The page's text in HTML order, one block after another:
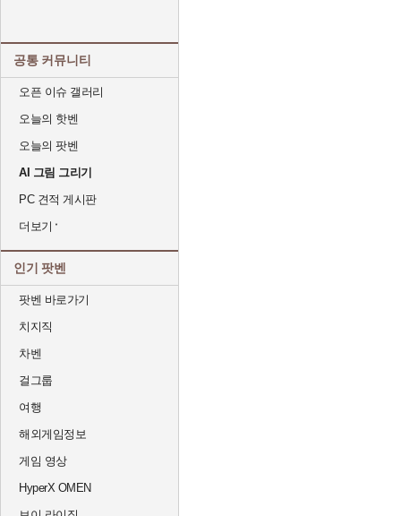
공통 커뮤니티
오픈 이슈 갤러리
오늘의 핫벤
오늘의 팟벤
AI 그림 그리기
PC 견적 게시판
더보기
인기 팟벤
팟벤 바로가기
치지직
차벤
걸그룹
여행
해외게임정보
게임 영상
HyperX OMEN